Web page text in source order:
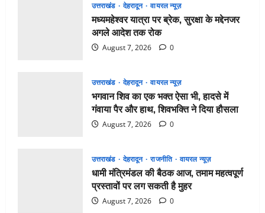
उत्तराखंड देहरादून वायरल न्यूज़
मध्यमहेश्वर यात्रा पर ब्रेक, सुरक्षा के मद्देनजर
अगले आदेश तक रोक
August 7, 2026 0
उत्तराखंड देहरादून वायरल न्यूज़
भगवान शिव का एक भक्त ऐसा भी, हादसे में
गंवाया पैर और हाथ, शिवभक्ति ने दिया हौसला
August 7, 2026 0
उत्तराखंड देहरादून राजनीति वायरल न्यूज़
धामी मंत्रिमंडल की बैठक आज, तमाम महत्वपूर्ण
प्रस्तावों पर लग सकती है मुहर
August 7, 2026 0